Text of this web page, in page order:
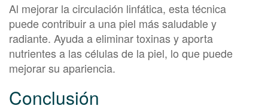
Al mejorar la circulación linfática, esta técnica
puede contribuir a una piel más saludable y
radiante. Ayuda a eliminar toxinas y aporta
nutrientes a las células de la piel, lo que puede
mejorar su apariencia.
Conclusión